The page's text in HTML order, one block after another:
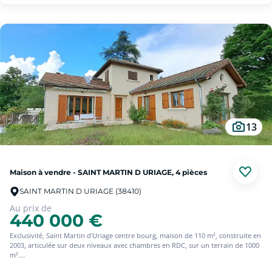
velux) pouvant accueillir une 2ème chambre avec espace de rangement.
En complément un extérieur devant la maison d'environ 40 m² permet de
profiter des beaux jours et/ou stationner un véhicule.
(pose d'un nouveau parquet sur le sol de la pièce de vie en RDC en cours)
Le deuxième appartement T3 d'une surface d'environ 42 m² avec son accès
indépendant se compose au RDC d'une pièce de vie séjour, salle à manger,
cuisine aménagée/équipée et en étage 2 chambres, salle d'eau / buanderie,
toilettes séparés. Potentiel locatif de 650 euros HC / mois.
Chauffage électrique + bois.
Au calme, en retrait de la route du Sonnant. Exposition Sud/Ouest.
Pas de charges de copropriété.
Visitez avec SQUARE HABITAT Uriage 04 76 89 15 00
13
Maison à vendre - SAINT MARTIN D URIAGE, 4 pièces
SAINT MARTIN D URIAGE (38410)
Au prix de
440 000 €
Exclusivité, Saint Martin d'Uriage centre bourg, maison de 110 m², construite en
2003, articulée sur deux niveaux avec chambres en RDC, sur un terrain de 1000
m².